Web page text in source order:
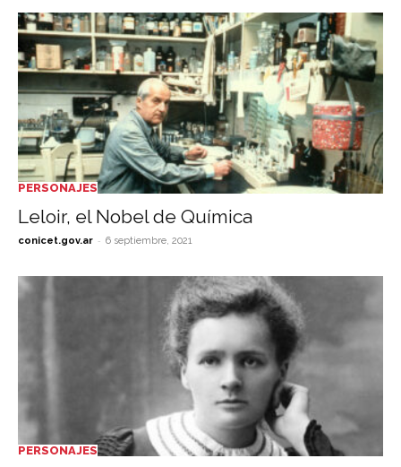
PERSONAJES
Leloir, el Nobel de Química
conicet.gov.ar - 6 septiembre, 2021
PERSONAJES